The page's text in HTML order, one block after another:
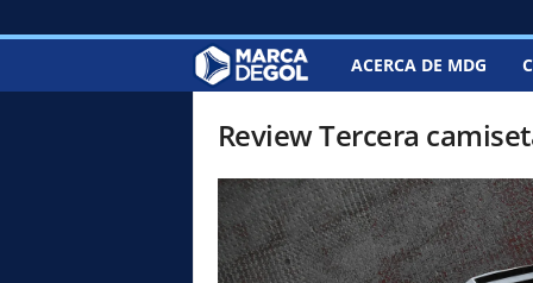
c
a
ACERCA DE MDG
Review Tercera